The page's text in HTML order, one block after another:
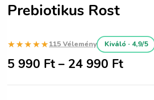
Prebiotikus Rost
★★★★★115 Vélemény Kiváló · 4,9/5
5 990 Ft– 24 990 Ft